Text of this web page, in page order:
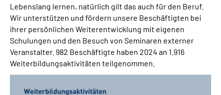
Lebenslang lernen, natürlich gilt das auch für den Beruf.
Wir unterstützen und fördern unsere Beschäftigten bei
ihrer persönlichen Weiterentwicklung mit eigenen
Schulungen und den Besuch von Seminaren externer
Veranstalter. 982 Beschäftigte haben 2024 an 1.916
Weiterbildungsaktivitäten teilgenommen.